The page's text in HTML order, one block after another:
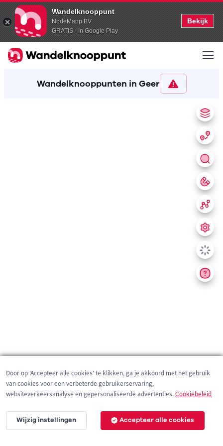
Wandelknooppunt
NodeMapp BV
GRATIS - In Google Play
Bekijk
Wandelknooppunten in Geer
1 km
Door op 'Accepteer alle cookies' te klikken, ga je akkoord met het gebruik
van cookies voor een verbeterde gebruikerservaring,
websiteverkeersanalyse en gepersonaliseerde advertenties.Cookiebeleid
Wijzig instellingen Accepteer alle cookies